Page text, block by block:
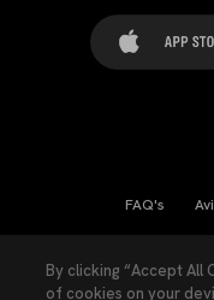
FAQ's
By clicking “Accept All
of cookies on your